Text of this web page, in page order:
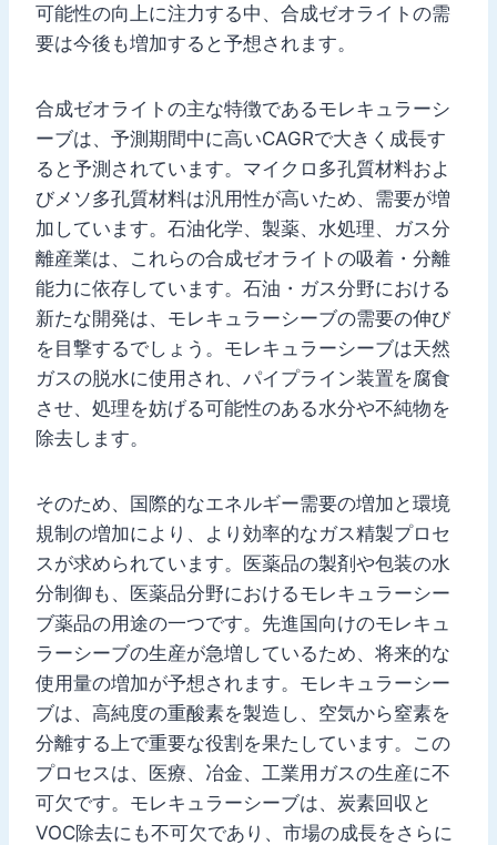
可能性の向上に注力する中、合成ゼオライトの需
要は今後も増加すると予想されます。
合成ゼオライトの主な特徴であるモレキュラーシ
ーブは、予測期間中に高いCAGRで大きく成長す
ると予測されています。マイクロ多孔質材料およ
びメソ多孔質材料は汎用性が高いため、需要が増
加しています。石油化学、製薬、水処理、ガス分
離産業は、これらの合成ゼオライトの吸着・分離
能力に依存しています。石油・ガス分野における
新たな開発は、モレキュラーシーブの需要の伸び
を目撃するでしょう。モレキュラーシーブは天然
ガスの脱水に使用され、パイプライン装置を腐食
させ、処理を妨げる可能性のある水分や不純物を
除去します。
そのため、国際的なエネルギー需要の増加と環境
規制の増加により、より効率的なガス精製プロセ
スが求められています。医薬品の製剤や包装の水
分制御も、医薬品分野におけるモレキュラーシー
ブ薬品の用途の一つです。先進国向けのモレキュ
ラーシーブの生産が急増しているため、将来的な
使用量の増加が予想されます。モレキュラーシー
ブは、高純度の重酸素を製造し、空気から窒素を
分離する上で重要な役割を果たしています。この
プロセスは、医療、冶金、工業用ガスの生産に不
可欠です。モレキュラーシーブは、炭素回収と
VOC除去にも不可欠であり、市場の成長をさらに